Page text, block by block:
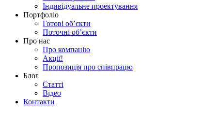
Індивідуальне проектування
Портфоліо
Готові об’єкти
Поточні об’єкти
Про нас
Про компанію
Акції!
Пропозиція про співпрацю
Блог
Статті
Відео
Контакти